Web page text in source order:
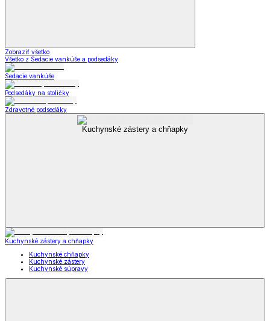
Zobraziť všetko
Všetko z Sedacie vankúše a podsedáky
Sedacie vankúše
Podsedáky na stoličky
Zdravotné podsedáky
Kuchynské zástery a chňapky
Kuchynské zástery a chňapky
Kuchynské chňapky
Kuchynské zástery
Kuchynské súpravy